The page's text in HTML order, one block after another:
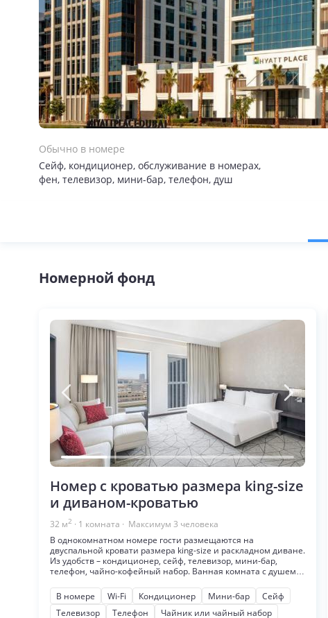
Обычно в номере
Сейф, кондиционер, обслуживание в номерах,
фен, телевизор, мини-бар, телефон, душ
Номерной фонд
Номер с кроватью размера king-size
и диваном-кроватью
32 м2 · 1 комната · Максимум 3 человека
В однокомнатном номере гости размещаются на
двуспальной кровати размера king-size и раскладном диване.
Из удобств – кондиционер, сейф, телевизор, мини-бар,
телефон, чайно-кофейный набор. Ванная комната с душем/
В номере
Wi-Fi Кондиционер Мини-бар
Сейф
Телевизор
Телефон
Чайник или чайный набор